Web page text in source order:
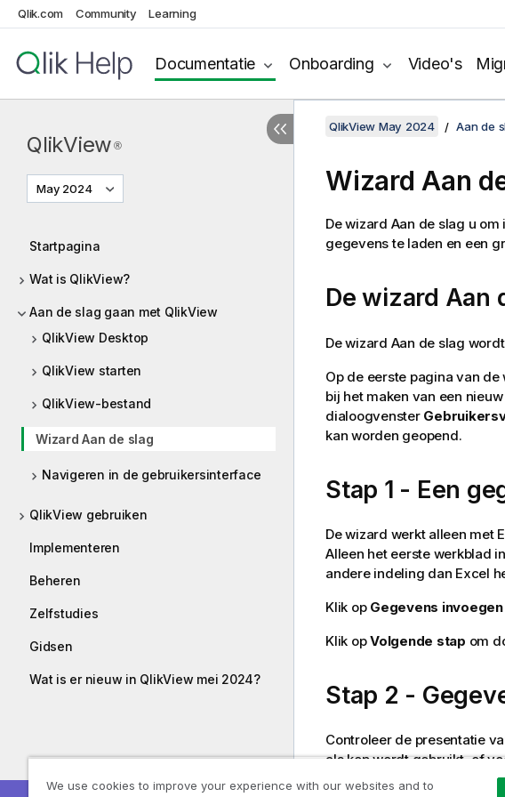
Qlik.com Community Learning
Documentatie Onboarding Video's
QlikView ®
May 2024
Startpagina
Wat is QlikView?
Aan de slag gaan met QlikView
QlikView Desktop
QlikView starten
QlikView-bestand
Wizard Aan de slag
Navigeren in de gebruikersinterface
QlikView gebruiken
Implementeren
Beheren
Zelfstudies
Gidsen
Wat is er nieuw in QlikView mei 2024?
QlikView May 2024 Aan de
Wizard Aan
De wizard Aan de slag u
gegevens te laden en een
De wizard Aan
De wizard Aan de slag
Op de eerste pagina van
bij het maken van een
dialoogvenster
kan worden geopend.
Stap 1 - Een
De wizard werkt alleen met
Alleen het eerste werkblad
andere indeling dan Excel
Klik op Gegevens invoegen
Klik opVolgende stap om
Stap 2 -
Controleer de presentatie
als kop wordt gebruikt, of
genoemd.
We use cookies to improve your experience with our websites and to